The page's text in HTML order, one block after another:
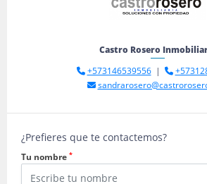
Castro Rosero
+573146539556|
¿Prefieres que te contactemos?
Tu nombre *